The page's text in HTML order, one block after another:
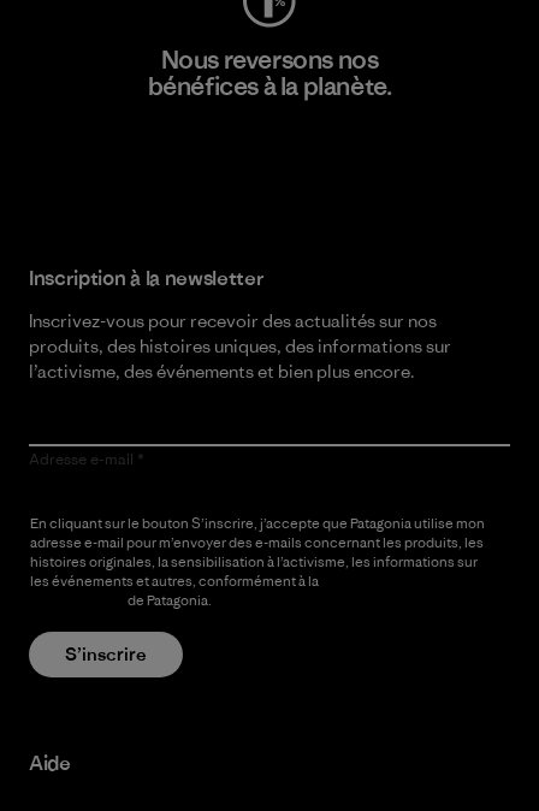
Nous reversons nos
bénéfices à la planète.
Inscription à la newsletter
Inscrivez-vous pour recevoir des actualités sur nos
produits, des histoires uniques, des informations sur
l’activisme, des événements et bien plus encore.
Adresse e-mail
En cliquant sur le bouton S’inscrire, j’accepte que Patagonia utilise mon
adresse e-mail pour m’envoyer des e-mails concernant les produits, les
histoires originales, la sensibilisation à l’activisme, les informations sur
les événements et autres, conformément à la
de Patagonia.
S’inscrire
Aide